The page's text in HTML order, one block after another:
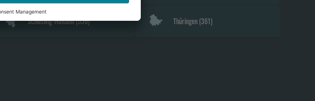
Schleswig-Holstein(536) Thüringen(361)